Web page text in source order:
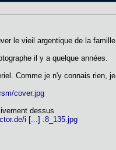
le vieil argentique de la
il y a quelque années.
Comme je n'y connais rien,
cover.jpg
dessus
i [...] .8_135.jpg